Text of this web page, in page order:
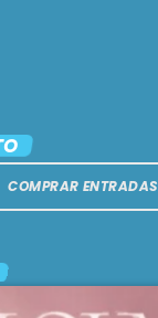
COMPRAR ENTRADAS